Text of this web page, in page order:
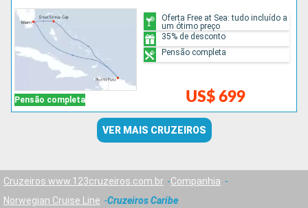
Pensão completa US$ 699
Oferta Free at Sea: tudo incluído a
um ótimo preço
35% de desconto
Pensão completa
VER MAIS CRUZEIROS
Cruzeiros www.123cruzeiros.com.br
Companhia
Norwegian Cruise Line
Cruzeiros Caribe